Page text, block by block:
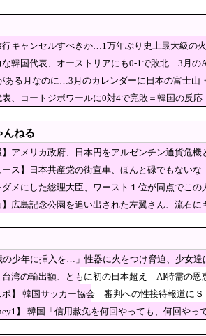
】日本人が減り｢外国人が増え
丸に攻め込まれる窮地に突入
大臣、ワースト１位が同点でこの人ｗｗ
進国！韓国国民様、真昼のソウルのど
なぜ再入館できた？ハビタ幹部は「モール職員は引
女性天皇」
スト16へ行こう！」W杯応援で光化門広場が熱狂！
相の感動的なBGMをつけた熊本訪問の感動ムービー
性天皇」 [8/7]
国サッカーの2002年ベスト4の
の反応
衝突2人死亡 南シナ海でフィリピン船を追跡中、公
新党移行に伴い旧グッズ半額セール開催。でも『秘
ー知事、公開に疑問を呈したの
だった」とよくわからない説明
行キャンセルすべきか…1万年ぶり史上最大級の
な韓国代表、オーストリアにも0-1で敗北…3月の
ある月なのに…3月のカレンダーに日本の富士山
、コートジボワールに0対4で完敗＝韓国の反応
んねる
】アメリカ政府、日本円をアルゼンチン通貨危機
ース】日本共産党の街宣車、ほんと碌でもないな
ダメにした総理大臣、ワースト１位が同点でこの
】広島記念公園を追い出された左翼さん、流石に
の少年に挿入を…」性器に火をつけ脅迫、少女
台湾の輸出額、ともに初の日本超え AI特需の
ポ】 韓国サッカー協会 審判への性接待報道に
】 韓国「信用赦免を何回やっても、何回や